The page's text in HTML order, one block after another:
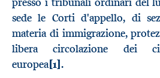
sede le Corti d'appello, di
materia di immigrazione,
libera circolazione dei
europea[1].